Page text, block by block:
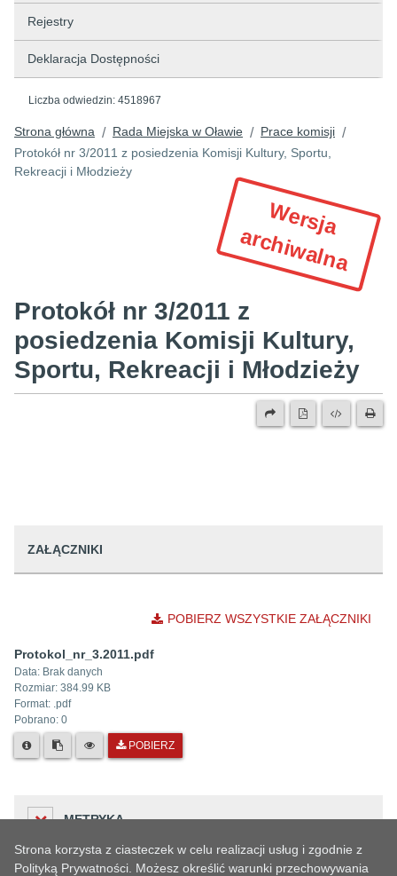
Rejestry
Deklaracja Dostępności
Liczba odwiedzin: 4518967
Strona główna / Rada Miejska w Oławie / Prace komisji /
Protokół nr 3/2011 z posiedzenia Komisji Kultury, Sportu,
Rekreacji i Młodzieży
W
e
r
s
ja
a
r
c
h
iw
a
ln
a
Protokół nr 3/2011 z
posiedzenia Komisji Kultury,
Sportu, Rekreacji i Młodzieży
ZAŁĄCZNIKI
POBIERZ WSZYSTKIE ZAŁĄCZNIKI
Protokol_nr_3.2011.pdf
Data: Brak danych
Rozmiar: 384.99 KB
Format: .pdf
Pobrano: 0
POBIERZ
METRYKA
Strona korzysta z ciasteczek w celu realizacji usług i zgodnie z
Polityką Prywatności. Możesz określić warunki przechowywania